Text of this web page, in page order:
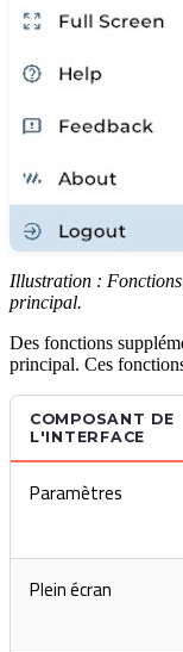
Illustration : Fonctions
principal.
Des fonctions
principal. Ces
COMPOSANT DE
L'INTERFACE
Paramètres
Plein écran